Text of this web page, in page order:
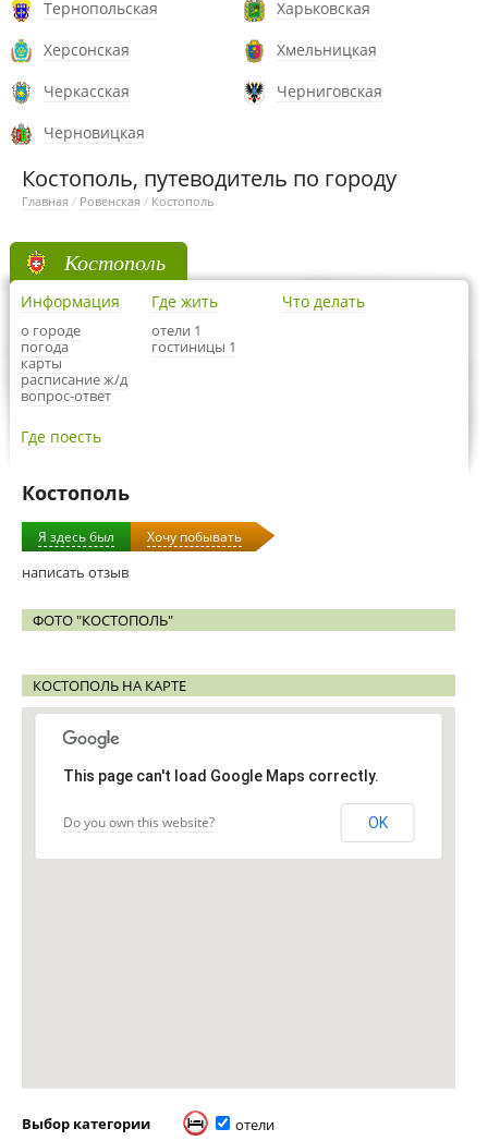
Тернопольская
Харьковская
Херсонская
Хмельницкая
Черкасская
Черниговская
Черновицкая
Костополь, путеводитель по городу
Главная / Ровенская / Костополь
Костополь
Информация
о городе
погода
карты
расписание ж/д
вопрос-ответ
Где жить
отели 1
гостиницы 1
Что делать
Где поесть
Костополь
Я здесь был Хочу побывать
написать отзыв
ФОТО "КОСТОПОЛЬ"
КОСТОПОЛЬ НА КАРТЕ
This page can't load Google Maps correctly.
Do you own this website? OK
Выбор категории отели